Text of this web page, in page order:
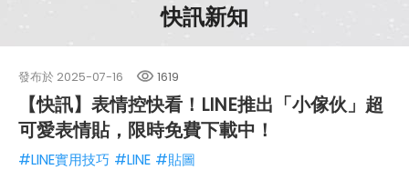
快訊新知
發布於 2025-07-16 1619
【快訊】表情控快看！LINE推出「小傢伙」超
可愛表情貼，限時免費下載中！
#LINE實用技巧 #LINE #貼圖